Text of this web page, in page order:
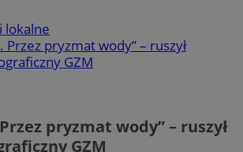
lokalne
pryzmat wody” – ruszył
GZM
pryzmat wody” – ruszył
GZM